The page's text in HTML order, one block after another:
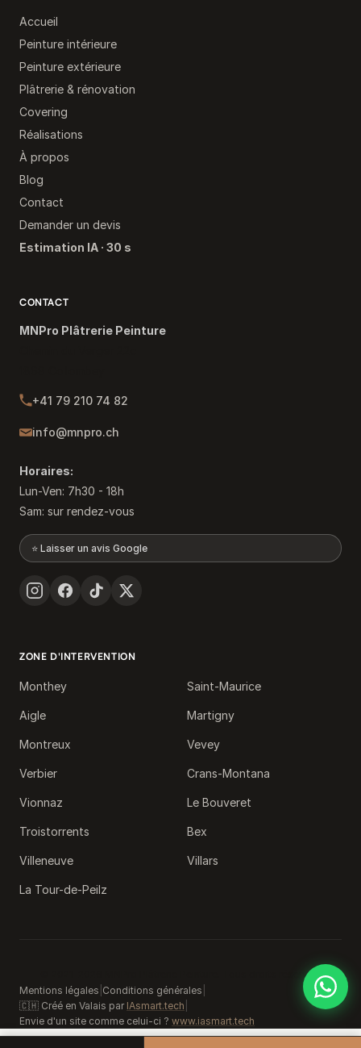
Accueil
Peinture intérieure
Peinture extérieure
Plâtrerie & rénovation
Covering
Réalisations
À propos
Blog
Contact
Demander un devis
Estimation IA · 30 s
CONTACT
MNPro Plâtrerie Peinture
+41 79 210 74 82
info@mnpro.ch
Horaires:
Lun-Ven: 7h30 - 18h
Sam: sur rendez-vous
⭐ Laisser un avis Google
ZONE D'INTERVENTION
Monthey Saint-Maurice
Aigle Martigny
Montreux Vevey
Verbier Crans-Montana
Vionnaz Le Bouveret
Troistorrents Bex
Villeneuve Villars
La Tour-de-Peilz
© 2021-2026 MNPro Plâtrerie Peinture. Tous droits réservés.
Mentions légales Conditions générales
🇨🇭 Créé en Valais par IAsmart.tech
Envie d'un site comme celui-ci ? www.iasmart.tech